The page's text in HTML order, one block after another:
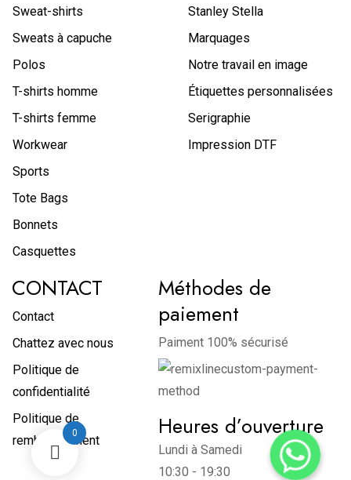
Sweat-shirts
Sweats à capuche
Polos
T-shirts homme
T-shirts femme
Workwear
Sports
Tote Bags
Bonnets
Casquettes
Stanley Stella
Marquages
Notre travail en image
Étiquettes personnalisées
Serigraphie
Impression DTF
CONTACT
Contact
Chattez avec nous
Politique de
confidentialité
Politique de
remboursement
Méthodes de
paiement
Paiment 100% sécurisé
Heures d’ouverture
Lundi à Samedi
10:30 - 19:30
0